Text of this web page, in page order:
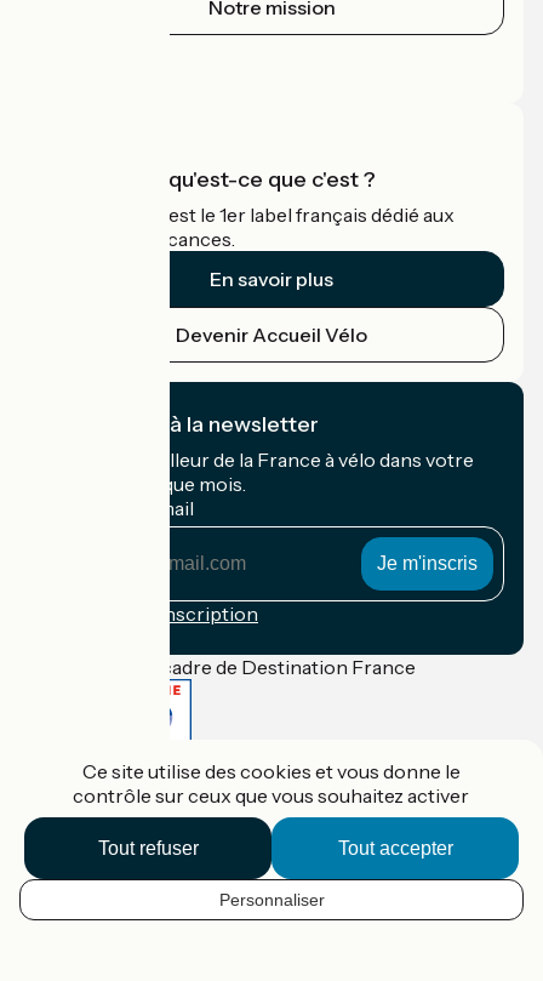
FR
Notre mission
Accueil Vélo qu'est-ce que c'est ?
Accueil Vélo c'est le 1er label français dédié aux
cyclistes en vacances.
En savoir plus
Devenir Accueil Vélo
Je m'abonne à la newsletter
Recevez le meilleur de la France à vélo dans votre
boîte mail chaque mois.
Mon adresse mail
Conditions d'inscription
Financé dans le cadre de Destination France
Accueil Vélo Pro
Contact
Mentions légales
Confidentialité
Contact
Réalisation :
et France Vélo Tourisme
Ce site utilise des cookies et vous donne le
contrôle sur ceux que vous souhaitez activer
Tout accepter
Tout refuser
Personnaliser